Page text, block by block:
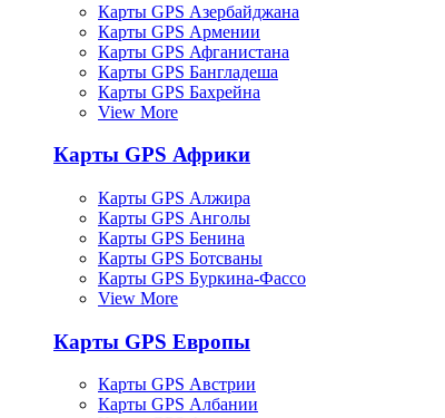
Карты GPS Азербайджана
Карты GPS Армении
Карты GPS Афганистана
Карты GPS Бангладеша
Карты GPS Бахрейна
View More
Карты GPS Африки
Карты GPS Алжира
Карты GPS Анголы
Карты GPS Бенина
Карты GPS Ботсваны
Карты GPS Буркина-Фассо
View More
Карты GPS Европы
Карты GPS Австрии
Карты GPS Албании